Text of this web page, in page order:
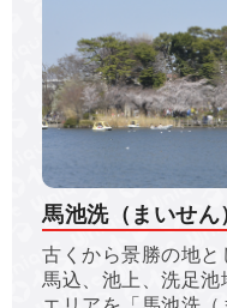
馬池洗（まいせん
古くから景勝の地と
馬込、池上、洗足